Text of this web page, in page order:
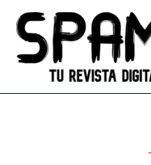
contenido